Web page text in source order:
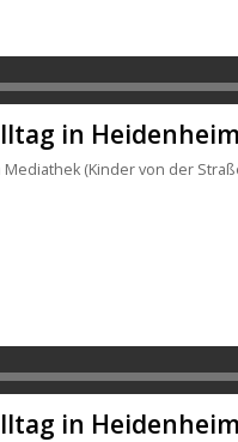
in
Mediathek (Kinder von der
in